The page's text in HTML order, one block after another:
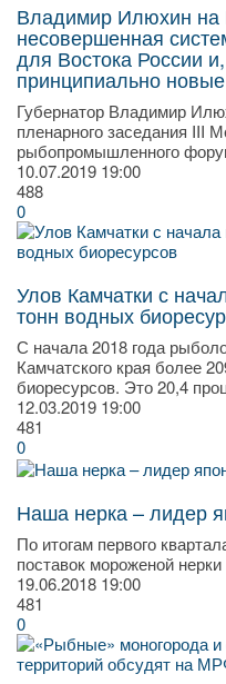
Владимир Илюхин
несовершенная
для Востока России
принципиально
Губернатор Владимир
пленарного заседания III
рыбопромышленного
10.07.2019 19:00
488
0
Улов Камчатки с
тонн водных
С начала 2018 года
Камчатского края более
биоресурсов. Это 20,4
12.03.2019 19:00
481
0
Наша нерка – лидер
По итогам первого
поставок мороженой
19.06.2018 19:00
481
0